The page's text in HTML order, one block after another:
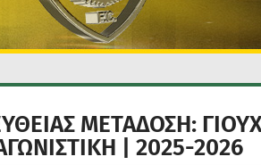
ΜΕΤΑΔΟΣΗ:
| 2025-2026